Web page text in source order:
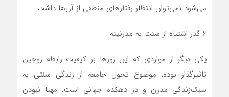
می‌شود نمی‌توان انتظار رفتار‌های منطقی از آن‌ها داشت.
۶ گذر اشتباه از سنت به مدرنیته
یکی دیگر از مواردی که این روز‌ها بر کیفیت رابطه زوجین
تاثیرگذار بوده، موضوع تحول جامعه از زندگی سنتی به
سبک‌زندگی مدرن و در دهکده جهانی است. مهیا نبودن